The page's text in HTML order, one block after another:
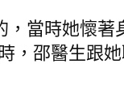
，當時她懷著
，邵醫生跟